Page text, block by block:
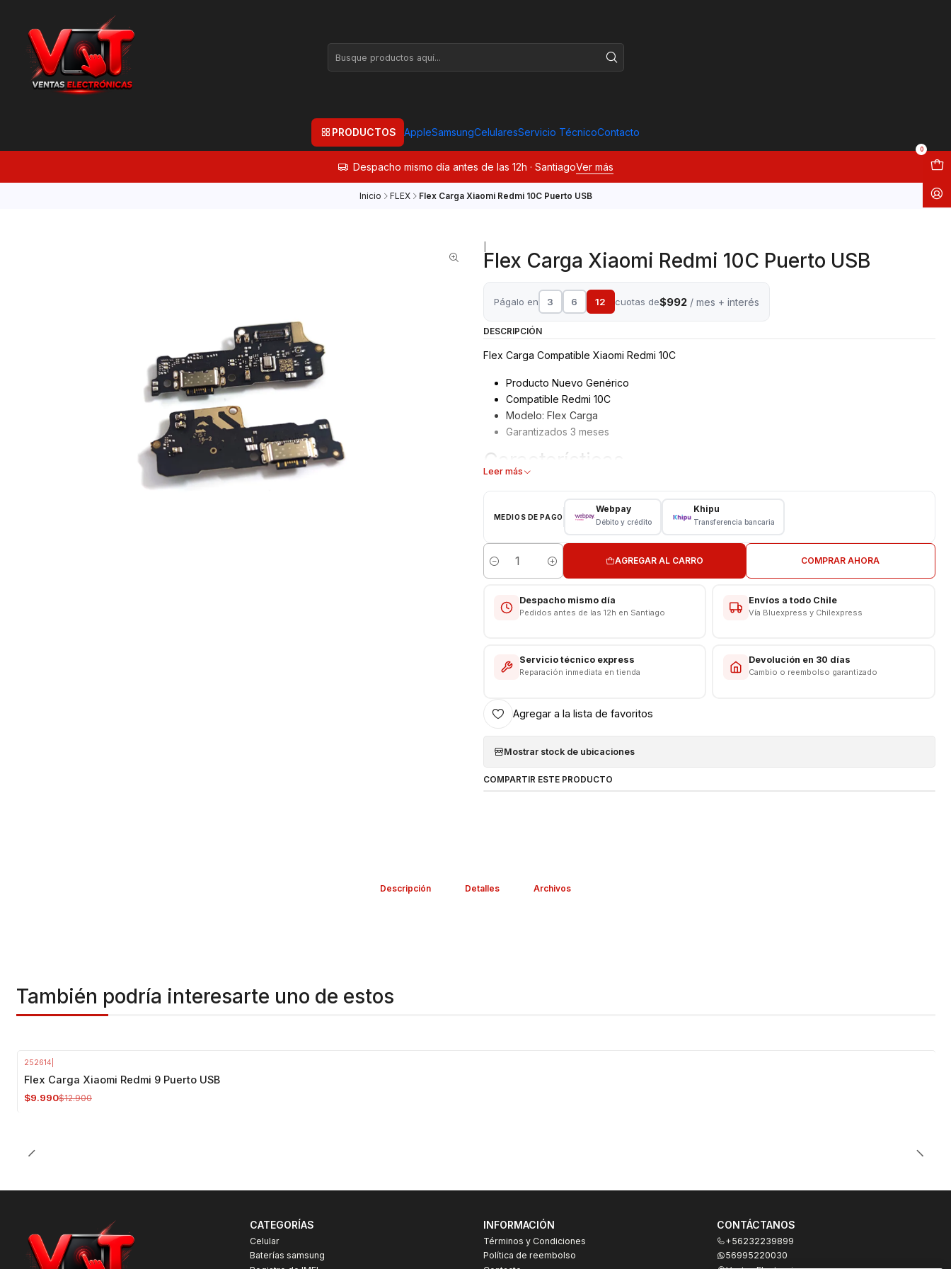
PRODUCTOS AppleSamsungCelularesServicio TécnicoContacto
0
Despacho mismo día antes de las 12h · SantiagoVer más
Inicio FLEX Flex Carga Xiaomi Redmi 10C Puerto USB
Flex Carga Xiaomi Redmi 10C Puerto USB
Págalo en 3 6 12 cuotas de$992/ mes + interés
DESCRIPCIÓN
Flex Carga Compatible Xiaomi Redmi 10C
Producto Nuevo Genérico
Compatible Redmi 10C
Modelo: Flex Carga
Garantizados 3 meses
Características
COTICE INSTALACIÓN EN TIENDA
Respaldo VENTAS ELECTRONICAS
Leer más
MEDIOS DE PAGO
Webpay
Débito y crédito
Khipu
Transferencia bancaria
Cantidad
AGREGAR AL CARRO COMPRAR AHORA
Despacho mismo día
Pedidos antes de las 12h en Santiago
Envíos a todo Chile
Vía Bluexpress y Chilexpress
Servicio técnico express
Reparación inmediata en tienda
Devolución en 30 días
Cambio o reembolso garantizado
Agregar a la lista de favoritos
Mostrar stock de ubicaciones
COMPARTIR ESTE PRODUCTO
Descripción Detalles Archivos
También podría interesarte uno de estos
252614
Flex Carga Xiaomi Redmi 9 Puerto USB
$9.990$12.900
CATEGORÍAS
Celular
Baterías samsung
INFORMACIÓN
Términos y Condiciones
Política de reembolso
CONTÁCTANOS
+56232239899
56995220030